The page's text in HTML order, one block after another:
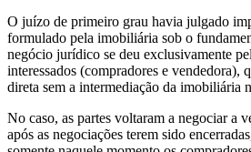
O juízo de primeiro grau havia julgado
formulado pela imobiliária sob o
negócio jurídico se deu exclusivamente
interessados (compradores e vendedora),
direta sem a intermediação da imobiliária
No caso, as partes voltaram a negociar a
após as negociações terem sido